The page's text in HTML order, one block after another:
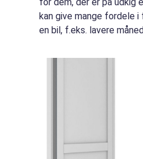
kan give mange fordele
en bil, f.eks. lavere
undersøge grundene til...